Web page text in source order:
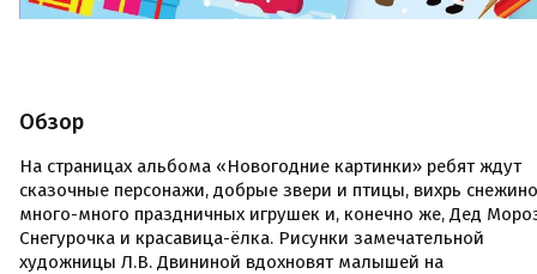
Обзор
На страницах альбома «Новогодние картинки» ребят ждут
сказочные персонажи, добрые звери и птицы, вихрь
много-много праздничных игрушек и, конечно же, Дед
Снегурочка и красавица-ёлка. Рисунки замечательной
художницы Л.В. Двининой вдохновят малышей на